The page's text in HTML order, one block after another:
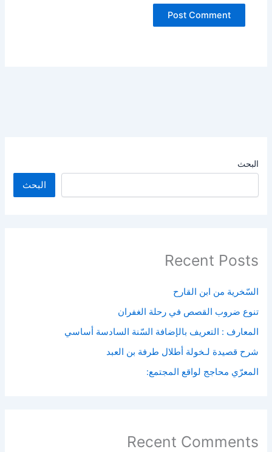
البحث
البحث
Recent Posts
السّخرية من ابن القارح
تنوع ضروب القصص في رحلة الغفران
المعارف : التعريف بالإضافة السّنة السادسة أساسي
شرح قصيدة لـخولة أطلال طرفة بن العبد
المعرّي محاجج لواقع المجتمع:
Recent Comments